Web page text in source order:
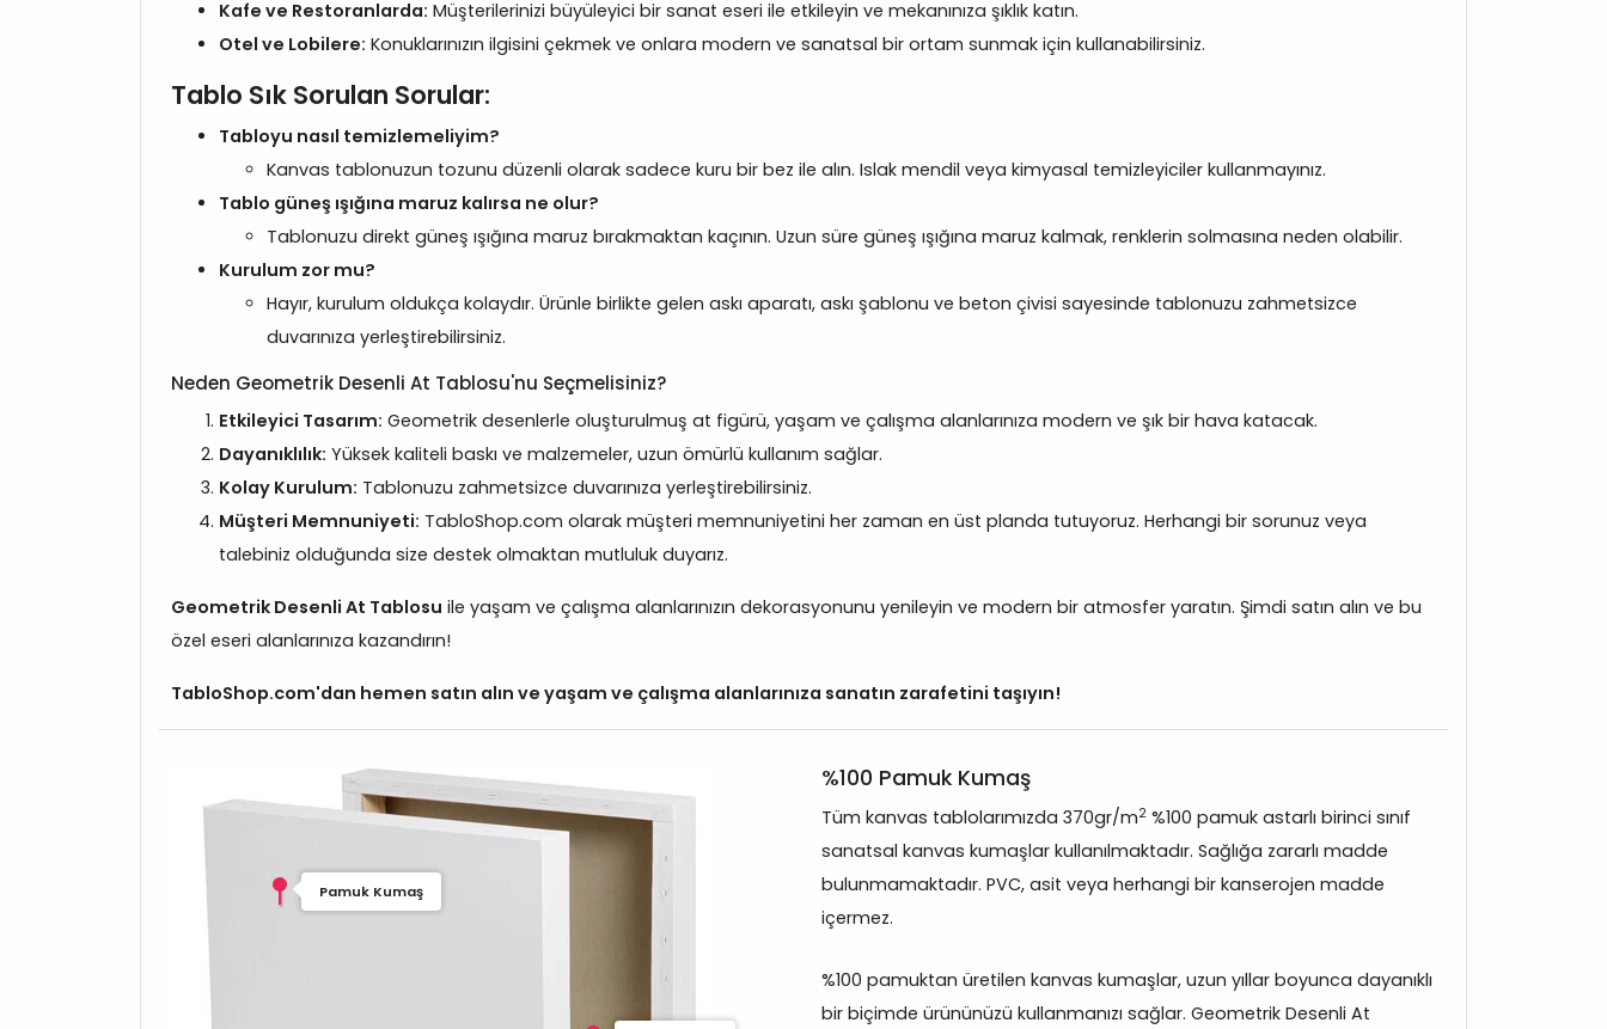
Kafe ve Restoranlarda: Müşterilerinizi büyüleyici bir sanat eseri ile etkileyin ve mekanınıza şıklık katın.
Otel ve Lobilere: Konuklarınızın ilgisini çekmek ve onlara modern ve sanatsal bir ortam sunmak için kullanabilirsiniz.
Tablo Sık Sorulan Sorular:
Tabloyu nasıl temizlemeliyim?
Kanvas tablonuzun tozunu düzenli olarak sadece kuru bir bez ile alın. Islak mendil veya kimyasal temizleyiciler kullanmayınız.
Tablo güneş ışığına maruz kalırsa ne olur?
Tablonuzu direkt güneş ışığına maruz bırakmaktan kaçının. Uzun süre güneş ışığına maruz kalmak, renklerin solmasına neden olabilir.
Kurulum zor mu?
Hayır, kurulum oldukça kolaydır. Ürünle birlikte gelen askı aparatı, askı şablonu ve beton çivisi sayesinde tablonuzu zahmetsizce
duvarınıza yerleştirebilirsiniz.
Neden Geometrik Desenli At Tablosu'nu Seçmelisiniz?
Etkileyici Tasarım: Geometrik desenlerle oluşturulmuş at figürü, yaşam ve çalışma alanlarınıza modern ve şık bir hava katacak.
Dayanıklılık: Yüksek kaliteli baskı ve malzemeler, uzun ömürlü kullanım sağlar.
Kolay Kurulum: Tablonuzu zahmetsizce duvarınıza yerleştirebilirsiniz.
Müşteri Memnuniyeti: TabloShop.com olarak müşteri memnuniyetini her zaman en üst planda tutuyoruz. Herhangi bir sorunuz veya
talebiniz olduğunda size destek olmaktan mutluluk duyarız.
Geometrik Desenli At Tablosu ile yaşam ve çalışma alanlarınızın dekorasyonunu yenileyin ve modern bir atmosfer yaratın. Şimdi satın alın ve bu
özel eseri alanlarınıza kazandırın!
TabloShop.com'dan hemen satın alın ve yaşam ve çalışma alanlarınıza sanatın zarafetini taşıyın!
Pamuk Kumaş
%100 Pamuk Kumaş
Tüm kanvas tablolarımızda 370gr/m2 %100 pamuk astarlı birinci sınıf
sanatsal kanvas kumaşlar kullanılmaktadır. Sağlığa zararlı madde
bulunmamaktadır. PVC, asit veya herhangi bir kanserojen madde
içermez.
%100 pamuktan üretilen kanvas kumaşlar, uzun yıllar boyunca dayanıklı
bir biçimde ürününüzü kullanmanızı sağlar. Geometrik Desenli At